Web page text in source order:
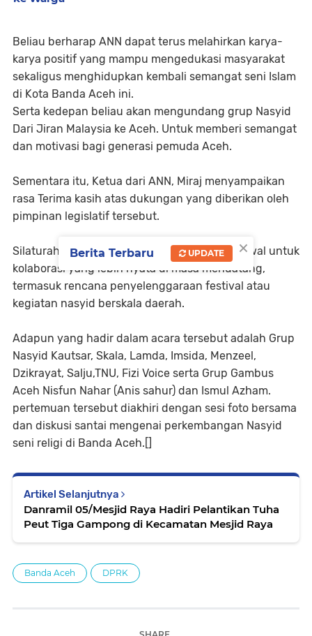
Beliau berharap ANN dapat terus melahirkan karya-
karya positif yang mampu mengedukasi masyarakat
sekaligus menghidupkan kembali semangat seni Islam
di Kota Banda Aceh ini.
Serta kedepan beliau akan mengundang grup Nasyid
Dari Jiran Malaysia ke Aceh. Untuk memberi semangat
dan motivasi bagi generasi pemuda Aceh.
Sementara itu, Ketua dari ANN, Miraj menyampaikan
rasa Terima kasih atas dukungan yang diberikan oleh
pimpinan legislatif tersebut.
Silaturahmi ini diharapkan menjadi langkah awal untuk
kolaborasi yang lebih nyata di masa mendatang,
termasuk rencana penyelenggaraan festival atau
kegiatan nasyid berskala daerah.
Adapun yang hadir dalam acara tersebut adalah Grup
Nasyid Kautsar, Skala, Lamda, Imsida, Menzeel,
Dzikrayat, Salju,TNU, Fizi Voice serta Grup Gambus
Aceh Nisfun Nahar (Anis sahur) dan Ismul Azham.
pertemuan tersebut diakhiri dengan sesi foto bersama
dan diskusi santai mengenai perkembangan Nasyid
seni religi di Banda Aceh.[]
Artikel Selanjutnya
Danramil 05/Mesjid Raya Hadiri Pelantikan Tuha
Peut Tiga Gampong di Kecamatan Mesjid Raya
Banda Aceh DPRK
×
Berita Terbaru UPDATE